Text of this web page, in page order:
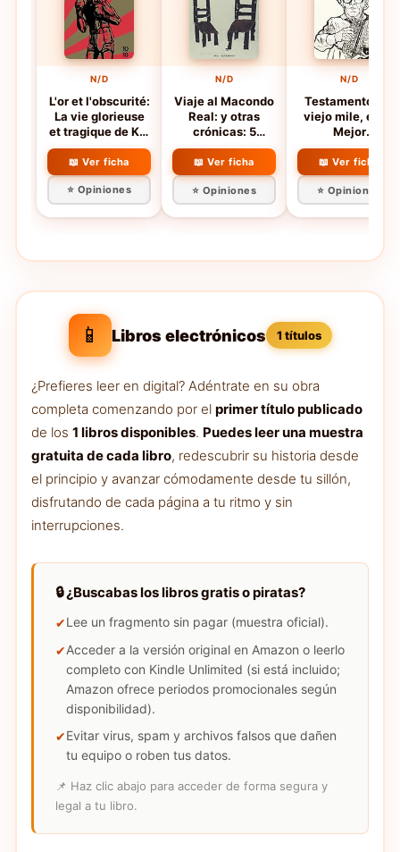
N/D
L'or et l'obscurité:
La vie glorieuse
et tragique de Kid
Pambelé
📖 Ver ficha
⭐ Opiniones
N/D
Viaje al Macondo
Real: y otras
crónicas: 5
(Americalee)
📖 Ver ficha
⭐ Opiniones
N/D
Testamento del
viejo mile, el (El
Mejor
Periodismo)
📖 Ver ficha
⭐ Opiniones
📱 Libros electrónicos 1 títulos
¿Prefieres leer en digital? Adéntrate en su obra
completa comenzando por el primer título publicado
de los 1 libros disponibles. Puedes leer una muestra
gratuita de cada libro, redescubrir su historia desde
el principio y avanzar cómodamente desde tu sillón,
disfrutando de cada página a tu ritmo y sin
interrupciones.
🔒 ¿Buscabas los libros gratis o piratas?
Lee un fragmento sin pagar (muestra oficial).
Acceder a la versión original en Amazon o leerlo
completo con Kindle Unlimited (si está incluido;
Amazon ofrece periodos promocionales según
disponibilidad).
Evitar virus, spam y archivos falsos que dañen
tu equipo o roben tus datos.
📌 Haz clic abajo para acceder de forma segura y
legal a tu libro.